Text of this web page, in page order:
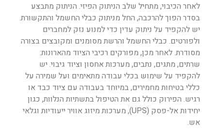
לאחר הכיבוי, מתחיל שלב הניתוק הפיזי. הניתוק מתבצע
בסדר הפוך להרכבה, החל מניתוק כבלי החשמל והתקשורת.
יש להקפיד על ניתוק עדין כדי למנוע נזק למחברים
ולפורטים. כבלי החשמל והרשת מסומנים ומקובצים בצורה
מסודרת. לאחר מכן, מפורקים רכיבי הציוד מהארונות:
שרתים, מתגים, נתבים, מערכות אחסון וציוד גיבוי. יש
להקפיד על שימוש בכלי עבודה מתאימים ועל שמירה על
כללי בטיחות מחמירים, במיוחד בעבודה עם ציוד כבד או
רגיש. הפירוק כולל גם את הטיפול בתשתיות הנלוות, כגון
יחידות אל-פסק (UPS), מערכות מיזוג אוויר ייעודיות וגלאי
אש.